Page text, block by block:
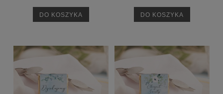
DO KOSZYKA DO KOSZYKA